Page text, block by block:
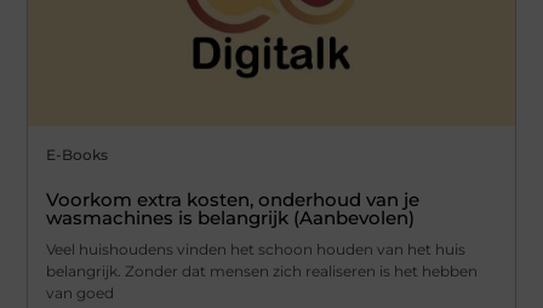
E-Books
Voorkom extra kosten, onderhoud van je
wasmachines is belangrijk (Aanbevolen)
Veel huishoudens vinden het schoon houden van het huis
belangrijk. Zonder dat mensen zich realiseren is het hebben
van goed